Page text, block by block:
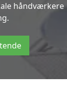
håndværkere